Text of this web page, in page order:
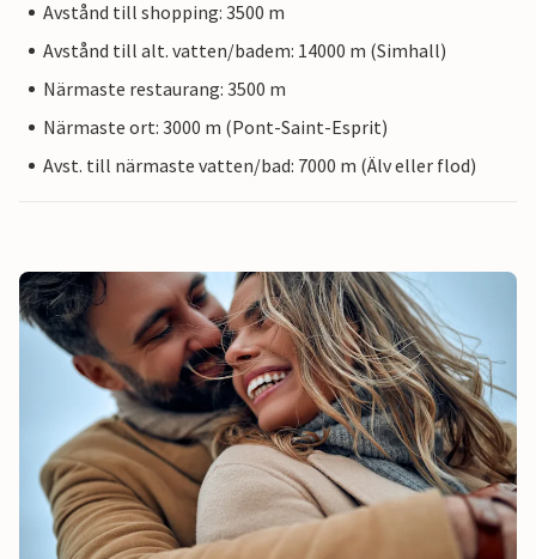
Avstånd till shopping: 3500 m
Avstånd till alt. vatten/badem: 14000 m (Simhall)
Närmaste restaurang: 3500 m
Närmaste ort: 3000 m (Pont-Saint-Esprit)
Avst. till närmaste vatten/bad: 7000 m (Älv eller flod)